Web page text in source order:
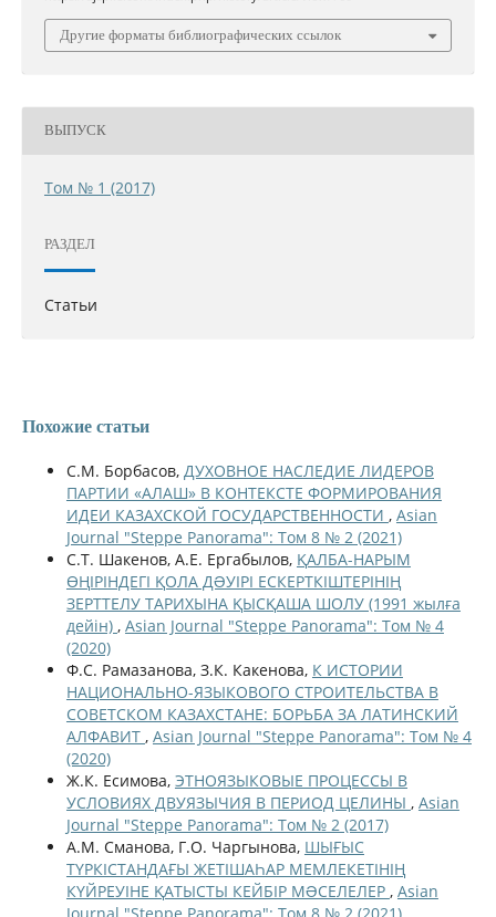
Другие форматы библиографических ссылок
ВЫПУСК
Том № 1 (2017)
РАЗДЕЛ
Статьи
Похожие статьи
С.М. Борбасов, ДУХОВНОЕ НАСЛЕДИЕ ЛИДЕРОВ
ПАРТИИ «АЛАШ» В КОНТЕКСТЕ ФОРМИРОВАНИЯ
ИДЕИ КАЗАХСКОЙ ГОСУДАРСТВЕННОСТИ , Asian
Journal "Steppe Panorama": Том 8 № 2 (2021)
С.Т. Шакенов, А.Е. Ергабылов, ҚАЛБА-НАРЫМ
ӨҢІРІНДЕГІ ҚОЛА ДƏУІРІ ЕСКЕРТКІШТЕРІНІҢ
ЗЕРТТЕЛУ ТАРИХЫНА ҚЫСҚАША ШОЛУ (1991 жылға
дейін) , Asian Journal "Steppe Panorama": Том № 4
(2020)
Ф.С. Рамазанова, З.К. Какенова, К ИСТОРИИ
НАЦИОНАЛЬНО-ЯЗЫКОВОГО СТРОИТЕЛЬСТВА В
СОВЕТСКОМ КАЗАХСТАНЕ: БОРЬБА ЗА ЛАТИНСКИЙ
АЛФАВИТ , Asian Journal "Steppe Panorama": Том № 4
(2020)
Ж.К. Есимова, ЭТНОЯЗЫКОВЫЕ ПРОЦЕССЫ В
УСЛОВИЯХ ДВУЯЗЫЧИЯ В ПЕРИОД ЦЕЛИНЫ , Asian
Journal "Steppe Panorama": Том № 2 (2017)
А.М. Сманова, Г.О. Чаргынова, ШЫҒЫС
ТҮРКІСТАНДАҒЫ ЖЕТІШАҺАР МЕМЛЕКЕТІНІҢ
КҮЙРЕУІНЕ ҚАТЫСТЫ КЕЙБІР МƏСЕЛЕЛЕР , Asian